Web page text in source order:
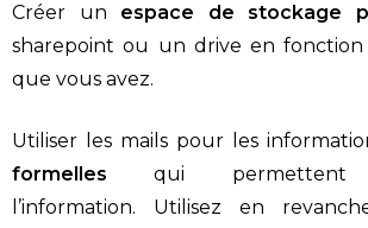
Créer un espace de stockage
sharepoint ou un drive en fonction
que vous avez.
Utiliser les mails pour les
formelles qui
l’information.
Utilisez en